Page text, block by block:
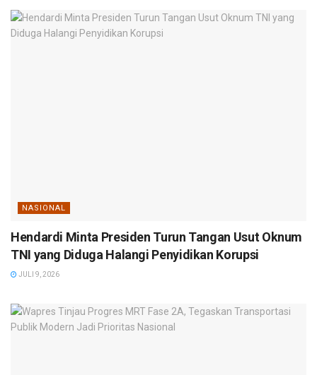
NASIONAL
Hendardi Minta Presiden Turun Tangan Usut Oknum
TNI yang Diduga Halangi Penyidikan Korupsi
JULI 9, 2026